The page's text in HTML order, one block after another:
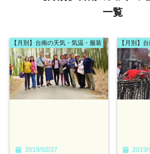
一覧
【月別】台南の天気・気温・服装
2019/02/27
【月別】
2019/